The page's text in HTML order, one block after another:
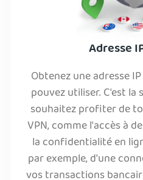
Adresse
Obtenez une adresse
pouvez utiliser. C'est
souhaitez profiter de
VPN, comme l'accès à
la confidentialité en
par exemple, d'une
vos transactions